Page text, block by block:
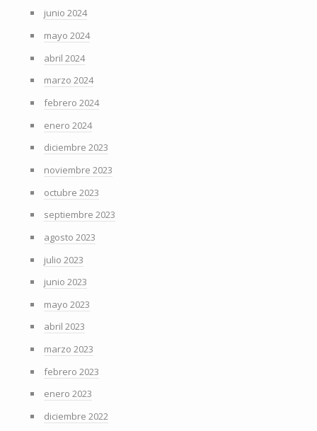
junio 2024
mayo 2024
abril 2024
marzo 2024
febrero 2024
enero 2024
diciembre 2023
noviembre 2023
octubre 2023
septiembre 2023
agosto 2023
julio 2023
junio 2023
mayo 2023
abril 2023
marzo 2023
febrero 2023
enero 2023
diciembre 2022